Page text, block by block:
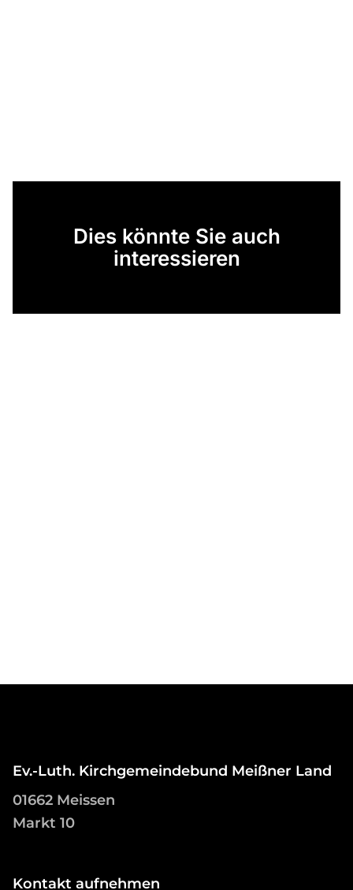
Dies könnte Sie auch
interessieren
Ev.-Luth. Kirchgemeindebund Meißner Land
01662 Meissen
Markt 10
Kontakt aufnehmen